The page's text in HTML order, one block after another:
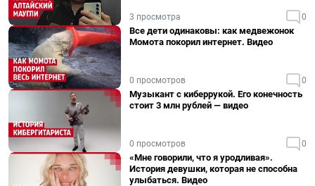
3 просмотра 0
Все дети одинаковы: как медвежонок
Момота покорил интернет. Видео
0 просмотров 0
Музыкант с киберрукой. Его конечность
стоит 3 млн рублей — видео
0 просмотров 0
«Мне говорили, что я уродливая».
История девушки, которая не способна
улыбаться. Видео